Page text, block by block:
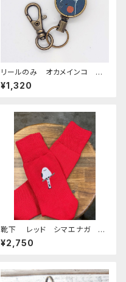
リールのみ オカメインコ 横
顔 モノトーン ネイビー お
かめいんこ
¥1,320
靴下 レッド シマエナガ く
つした しまえなが 刺繍 日
本製 奈良の靴下
¥2,750